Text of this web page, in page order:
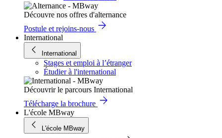
Découvre nos offres d'alternance
Postule et rejoins-nous
International
International
Stages et emploi à l’étranger
Étudier à l'international
Découvrir le parcours International
Télécharge la brochure
L'école MBway
L'école MBway